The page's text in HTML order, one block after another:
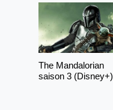
The Mandalorian
saison 3 (Disney+)